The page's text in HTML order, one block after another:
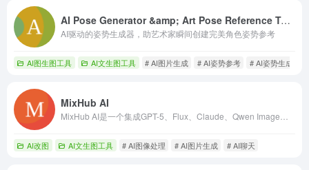
AI Pose Generator &amp; Art Pose Reference Tool
AI驱动的姿势生成器，助艺术家瞬间创建完美角色姿势参考
AI图生图工具 AI文生图工具 # AI图片生成 # AI姿势参考 # AI姿势生成器
MixHub AI
AI改图 AI文生图工具 # AI图像处理 # AI图片生成 # AI聊天